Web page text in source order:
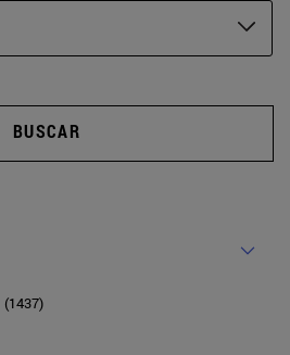
BUSCAR
(1437)